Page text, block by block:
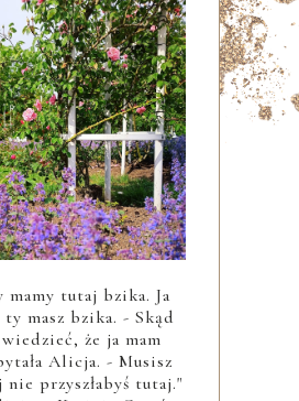
mamy tutaj bzika. Ja
masz bzika. - Skąd
że ja mam
Alicja. - Musisz
nie przyszłabyś tutaj."